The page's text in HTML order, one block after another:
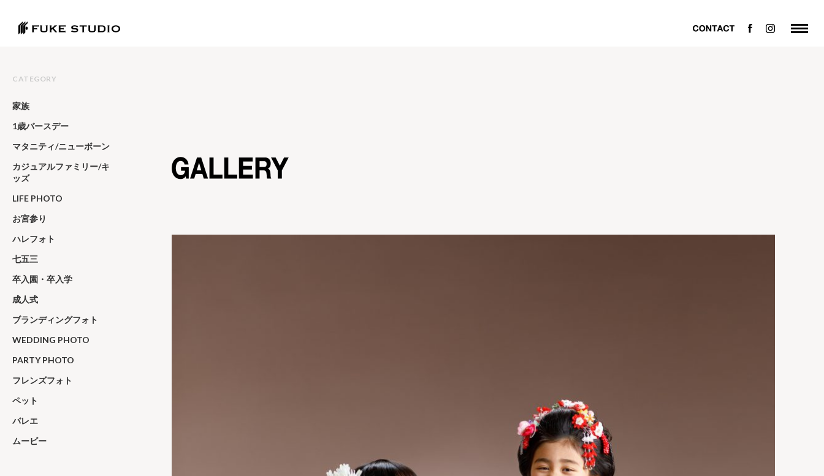
CATEGORY
家族
1歳バースデー
マタニティ/ニューボーン
カジュアルファミリー/キ
ッズ
LIFE PHOTO
お宮参り
ハレフォト
七五三
卒入園・卒入学
成人式
ブランディングフォト
WEDDING PHOTO
PARTY PHOTO
フレンズフォト
ペット
バレエ
ムービー